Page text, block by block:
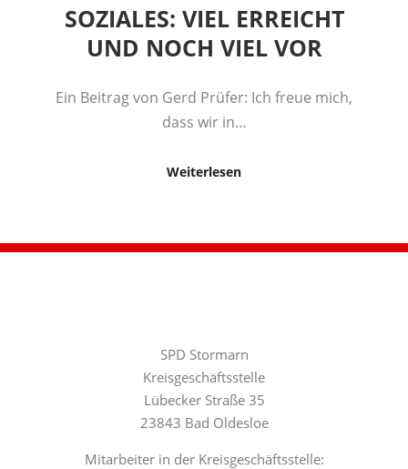
SOZIALES: VIEL ERREICHT
UND NOCH VIEL VOR
Ein Beitrag von Gerd Prüfer: Ich freue mich,
dass wir in…
Weiterlesen
SPD Stormarn
Kreisgeschäftsstelle
Lübecker Straße 35
23843 Bad Oldesloe
Mitarbeiter in der Kreisgeschäftsstelle: